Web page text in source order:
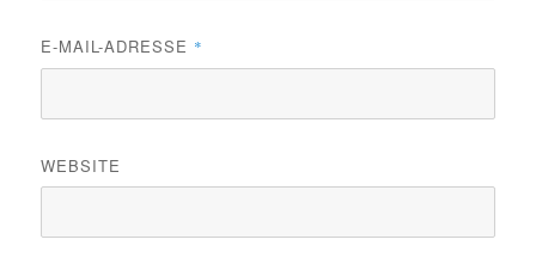
E-MAIL-ADRESSE *
WEBSITE